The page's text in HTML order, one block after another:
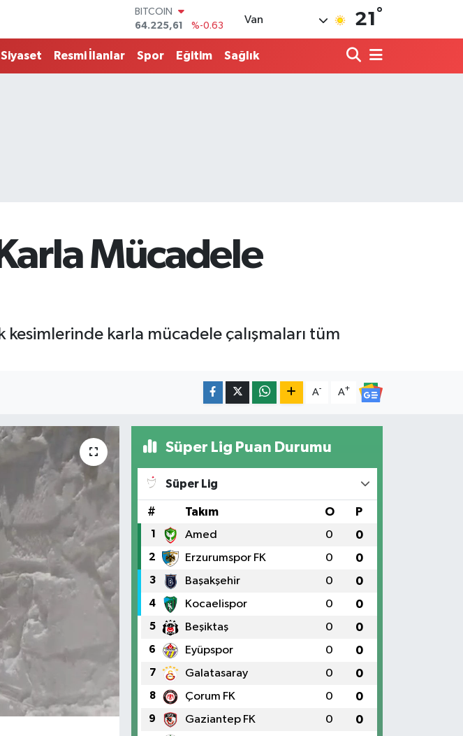
BITCOIN
64.225,61
%-0.63
DOLAR
47,7143
%0.16
EURO
Van 21 °
Siyaset Resmi İlanlar Spor Eğitim Sağlık
Mücadele
kesimlerinde karla mücadele çalışmaları tüm
A- A+
Süper Lig Puan Durumu
Süper Lig
# Takım O P
1 Amed 0 0
2 Erzurumspor FK 0 0
3 Başakşehir 0 0
4 Kocaelispor 0 0
5 Beşiktaş 0 0
6 Eyüpspor 0 0
7 Galatasaray 0 0
8 Çorum FK 0 0
9 Gaziantep FK 0 0